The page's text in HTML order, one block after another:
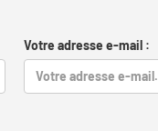
Votre adresse e-mail :